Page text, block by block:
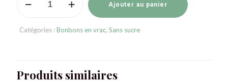
sucre
Ajouter au panier
Catégories :Bonbons en vrac, Sans sucre
Produits similaires